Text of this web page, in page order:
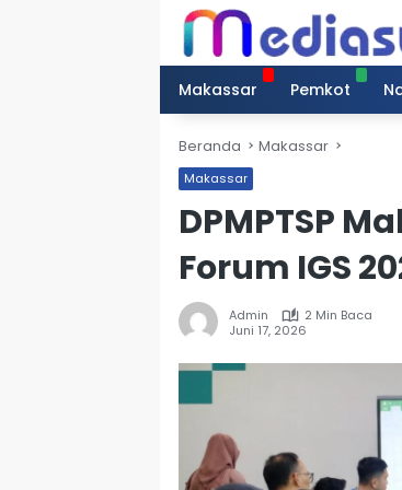
Makassar
Pemkot
Beranda Makassar
Makassar
DPMPTSP
Forum IGS
Admin
2 Min Baca
Juni 17, 2026